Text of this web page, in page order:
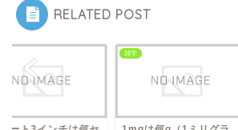
RELATED POST
雑学